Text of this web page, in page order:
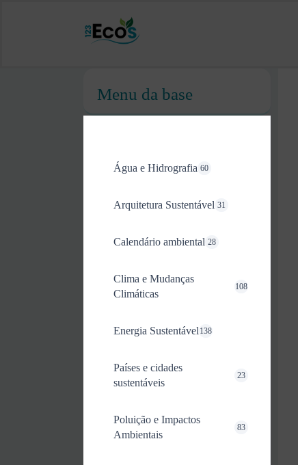
Menu da base
Água e Hidrografia 60
Arquitetura Sustentável 31
Calendário ambiental 28
Clima e Mudanças
Climáticas
108
Energia Sustentável 138
Países e cidades
sustentáveis
23
Poluição e Impactos
Ambientais
83